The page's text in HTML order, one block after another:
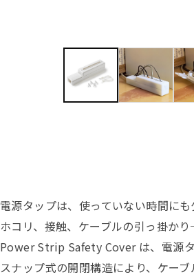
電源タップは、使っていない時間に
ホコリ、接触、ケーブルの引っ掛か
Power Strip Safety Cover は、電源タ
スナップ式の開閉構造により、ケー